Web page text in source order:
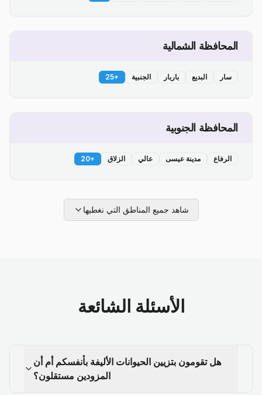
المحافظة الشمالية
سار البديع باربار الجنبية +
25
المحافظة الجنوبية
الرفاع مدينة عيسى عالي الزلاق +
20
شاهد جميع المناطق التي نغطيها
الأسئلة الشائعة
هل تقومون بتزيين الحيوانات الأليفة بأنفسكم أم أن
المزودين مستقلون؟